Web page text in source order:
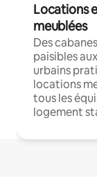
Locations
meublées
Des
paisibles
urbains
locations
tous les
logement